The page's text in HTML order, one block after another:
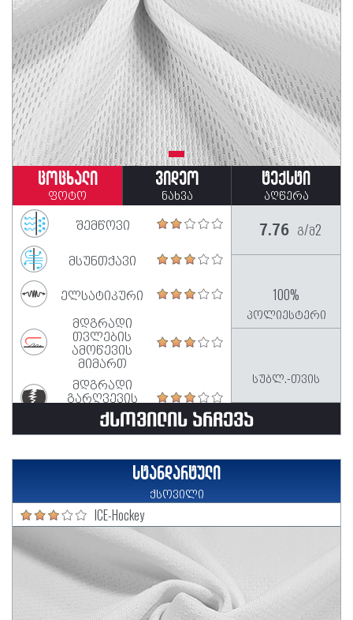
ცოცხალი
ფოტო
ვიდეო
ნახვა
ტექსტი
აღწერა
შემწოვი
მსუნთქავი
ელსატიკური
მდგრადი
თვლების
ამოწევის
მიმართ
მდგრადი
გარღვევის
მიმართ
7.76 გ/მ2
100%
პოლიესტერი
სუბლ.-თვის
ᲥᲡᲝᲕᲘᲚᲘᲡ ᲐᲠᲩᲔᲕᲐ
სტანდარტული
ქსოვილი
ICE-Hockey